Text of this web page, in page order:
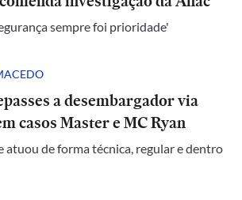
sempre foi prioridade'
a desembargador via
casos Master e MC Ryan
atuou de forma técnica, regular e dentro